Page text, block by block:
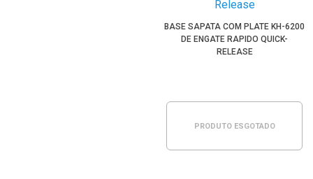
BASE SAPATA COM PLATE KH-6200
DE ENGATE RAPIDO QUICK-
RELEASE
PRODUTO ESGOTADO